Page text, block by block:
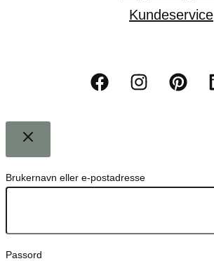
Kundeservice
Brukernavn eller e-postadresse
Passord